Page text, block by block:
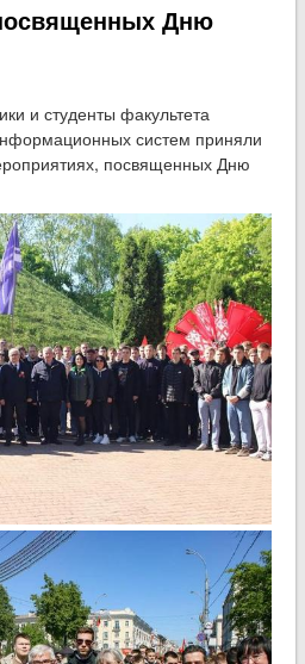
Дню
и студенты факультета
систем приняли
посвященных Дню